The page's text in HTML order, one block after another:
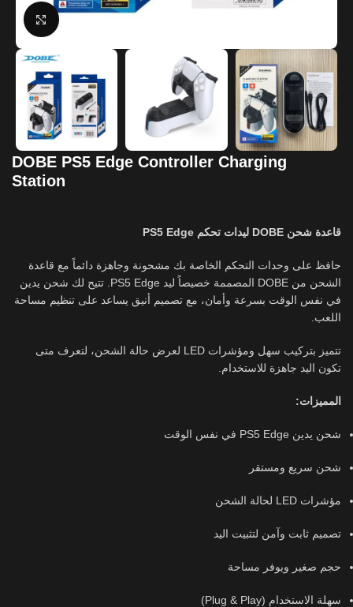
Click to enlarge
DOBE PS5 Edge Controller Charging
Station
قاعدة شحن DOBE ليدات تحكم PS5 Edge
حافظ على وحدات التحكم الخاصة بك مشحونة وجاهزة دائماً مع قاعدة
الشحن من DOBE المصممة خصيصاً ليد PS5 Edge. تتيح لك شحن يدين
في نفس الوقت بسرعة وأمان، مع تصميم أنيق يساعد على تنظيم مساحة
اللعب.
تتميز بتركيب سهل ومؤشرات LED لعرض حالة الشحن، لتعرف متى
تكون اليد جاهزة للاستخدام.
المميزات:
شحن يدين PS5 Edge في نفس الوقت
شحن سريع ومستقر
مؤشرات LED لحالة الشحن
تصميم ثابت وآمن لتثبيت اليد
حجم صغير ويوفر مساحة
سهلة الاستخدام (Plug & Play)